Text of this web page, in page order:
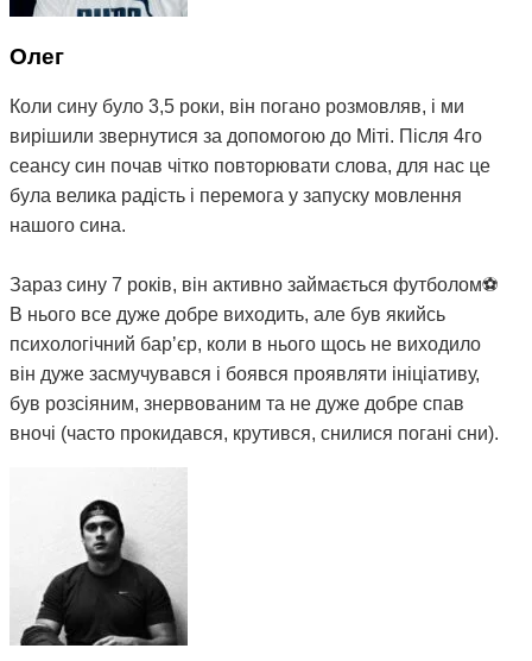
который мне реально помогает) Огромное вам спасибо
Олег
Коли сину було 3,5 роки, він погано розмовляв, і ми
вирішили звернутися за допомогою до Міті. Після 4го
сеансу син почав чітко повторювати слова, для нас це
була велика радість і перемога у запуску мовлення
нашого сина.
Зараз сину 7 років, він активно займається футболом⚽️
В нього все дуже добре виходить, але був якийсь
психологічний барʼєр, коли в нього щось не виходило
він дуже засмучувався і боявся проявляти ініціативу,
був розсіяним, знервованим та не дуже добре спав
вночі (часто прокидався, крутився, снилися погані сни).
сина, він почав менше засмучуватися при невдачах,
почав проявляти ініціативу, гарно навчатися, більш
уважнішим та дисциплінованим і набагато краще почав
спати вночі.
Разом з сином записали до Міті молодшу дочку 5 років,